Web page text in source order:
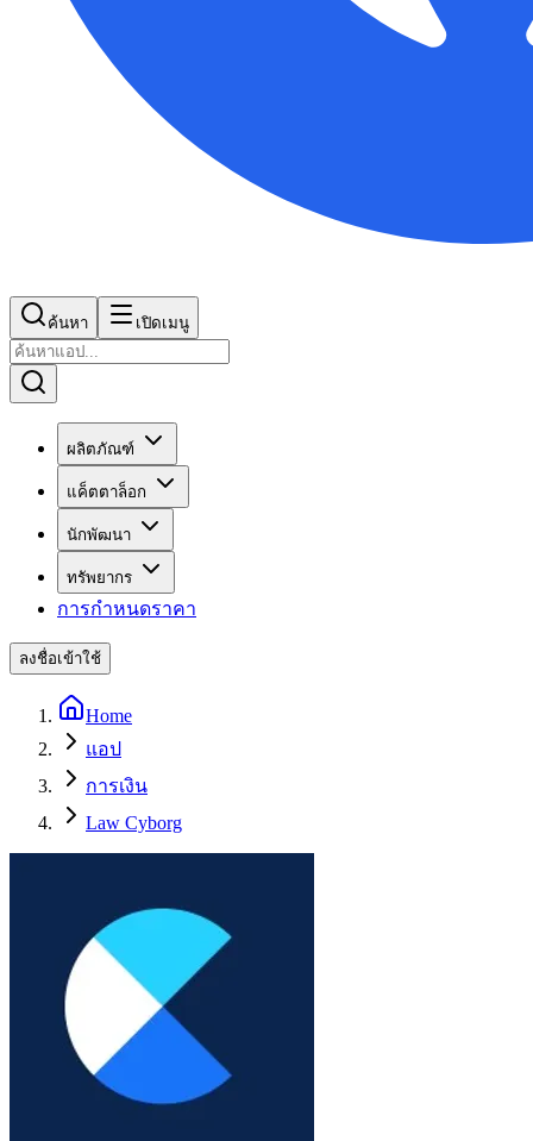
ค้นหา เปิดเมนู
ผลิตภัณฑ์
แค็ตตาล็อก
นักพัฒนา
ทรัพยากร
การกำหนดราคา
ลงชื่อเข้าใช้
Home
แอป
การเงิน
Law Cyborg